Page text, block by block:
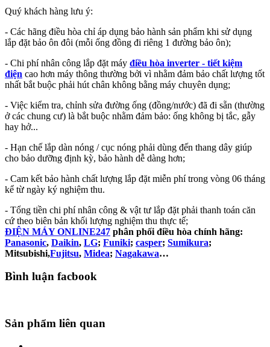
Quý khách hàng lưu ý:
- Các hãng điều hòa chỉ áp dụng bảo hành sản phẩm khi sử dụng
lắp đặt bảo ôn đôi (mỗi ống đồng đi riêng 1 đường bảo ôn);
- Chi phí nhân công lắp đặt máy điều hòa inverter - tiết kiệm
điện cao hơn máy thông thường bởi vì nhằm đảm bảo chất lượng tốt
nhất bắt buộc phải hút chân không bằng máy chuyên dụng;
- Việc kiểm tra, chỉnh sửa đường ống (đồng/nước) đã đi sẵn (thường
ở các chung cư) là bắt buộc nhằm đảm bảo: ống không bị tắc, gẫy
hay hở...
- Hạn chế lắp dàn nóng / cục nóng phải dùng đến thang dây giúp
cho bảo dưỡng định kỳ, bảo hành dễ dàng hơn;
- Cam kết bảo hành chất lượng lắp đặt miễn phí trong vòng 06 tháng
kể từ ngày ký nghiệm thu.
- Tổng tiền chi phí nhân công & vật tư lắp đặt phải thanh toán căn
cứ theo biên bản khối lượng nghiệm thu thực tế;
ĐIỆN MÁY ONLINE247 phân phối điều hòa chính hãng:
Panasonic, Daikin, LG; Funiki; casper; Sumikura;
Mitsubishi,Fujitsu, Midea; Nagakawa…
Bình luận facbook
Sản phẩm liên quan